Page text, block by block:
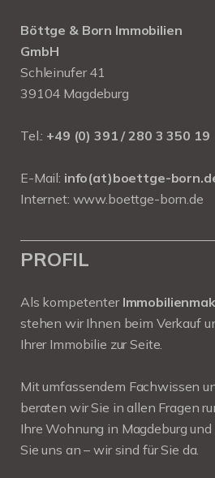
Böttge & Born Immobilien
GmbH
Schleinufer 41
39104 Magdeburg
Tel.: +49 (0) 391 / 280 3 350 19
E-Mail: info(at)boettge-
Internet: www.boettge-born.de
PROFIL
Als kompetenter
stehen wir Ihnen beim Verkauf
Ihrer Immobilie zur Seite.
Mit umfassendem Fachwissen
beraten wir Sie in allen Fragen
Ihre Wohnung in Magdeburg
Sie uns an – wir sind für Sie da.